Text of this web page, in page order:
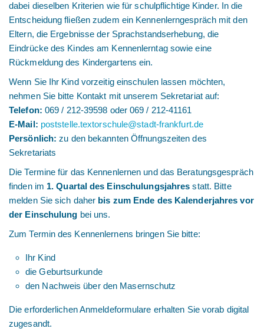
dabei dieselben Kriterien wie für schulpflichtige Kinder. In die
Entscheidung fließen zudem ein Kennenlerngespräch mit den
Eltern, die Ergebnisse der Sprachstandserhebung, die
Eindrücke des Kindes am Kennenlerntag sowie eine
Rückmeldung des Kindergartens ein.
Wenn Sie Ihr Kind vorzeitig einschulen lassen möchten,
nehmen Sie bitte Kontakt mit unserem Sekretariat auf:
Telefon: 069 / 212-39598 oder 069 / 212-41161
E-Mail: poststelle.textorschule@stadt-frankfurt.de
Persönlich: zu den bekannten Öffnungszeiten des
Sekretariats
Die Termine für das Kennenlernen und das Beratungsgespräch
finden im 1. Quartal des Einschulungsjahres statt. Bitte
melden Sie sich daher bis zum Ende des Kalenderjahres vor
der Einschulung bei uns.
Zum Termin des Kennenlernens bringen Sie bitte:
Ihr Kind
die Geburtsurkunde
den Nachweis über den Masernschutz
Die erforderlichen Anmeldeformulare erhalten Sie vorab digital
zugesandt.